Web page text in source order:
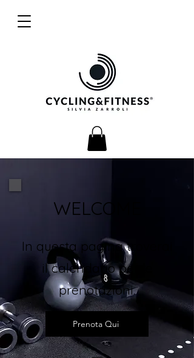
WELCOME
In questa pagina troverai
il calendario per le
prenotazioni.
Prenota Qui